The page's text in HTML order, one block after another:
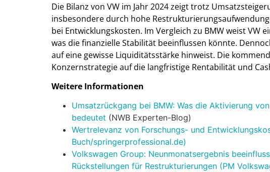
Die Bilanz von VW im Jahr 2024 zeigt trotz
insbesondere durch hohe
bei Entwicklungskosten. Im Vergleich zu BMW weist VW
was die finanzielle Stabilität beeinflussen könnte.
auf eine gewisse Liquiditätsstärke hinweist. Die
Konzernstrategie auf die langfristige Rentabilität und
Weitere Informationen
Umsatzrückgang bei BMW: Was die Aktivierung
bedeutet (NWB Experten-Blog)
Wertrelevanz von Forschungs- und
Buch/springerprofessional.de)
Volkswagen Group: Neunmonatsergebnis
Rückstellungen für Restrukturierungen (PM